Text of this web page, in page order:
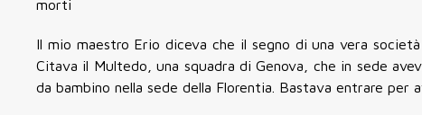
morti
Il mio maestro Erio diceva che il segno di una vera
Citava il Multedo, una squadra di Genova, che in sede
da bambino nella sede della Florentia. Bastava entrare per